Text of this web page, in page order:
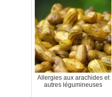
Allergies aux arachides et
autres légumineuses